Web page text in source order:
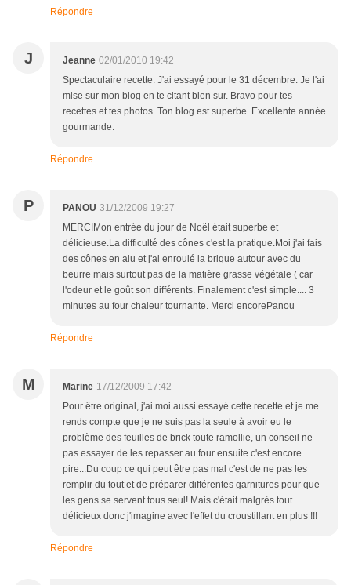
Répondre
J Jeanne 02/01/2010 19:42
Spectaculaire recette. J'ai essayé pour le 31 décembre. Je l'ai
mise sur mon blog en te citant bien sur. Bravo pour tes
recettes et tes photos. Ton blog est superbe. Excellente année
gourmande.
Répondre
P PANOU 31/12/2009 19:27
MERCIMon entrée du jour de Noël était superbe et
délicieuse.La difficulté des cônes c'est la pratique.Moi j'ai fais
des cônes en alu et j'ai enroulé la brique autour avec du
beurre mais surtout pas de la matière grasse végétale ( car
l'odeur et le goût son différents. Finalement c'est simple.... 3
minutes au four chaleur tournante. Merci encorePanou
Répondre
M Marine 17/12/2009 17:42
Pour être original, j'ai moi aussi essayé cette recette et je me
rends compte que je ne suis pas la seule à avoir eu le
problème des feuilles de brick toute ramollie, un conseil ne
pas essayer de les repasser au four ensuite c'est encore
pire...Du coup ce qui peut être pas mal c'est de ne pas les
remplir du tout et de préparer différentes garnitures pour que
les gens se servent tous seul! Mais c'était malgrès tout
délicieux donc j'imagine avec l'effet du croustillant en plus !!!
Répondre